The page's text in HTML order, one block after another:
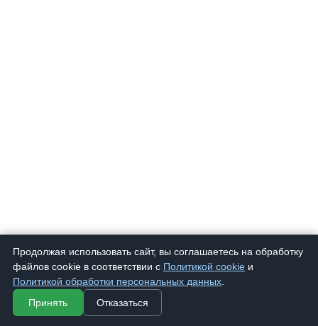
868 Очки корригирующие "Дедушка" 868
Продолжая использовать сайт, вы соглашаетесь на обработку
файлов cookie в соответствии с Политикой cookie и
Политикой обработки персональных данных
Принять
Отказаться